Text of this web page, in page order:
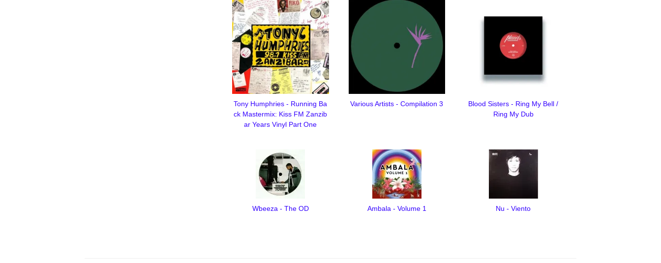
Tony Humphries - Running Ba
ck Mastermix: Kiss FM Zanzib
ar Years Vinyl Part One
Various Artists - Compilation 3
Blood Sisters - Ring My Bell /
Ring My Dub
Wbeeza - The OD Ambala - Volume 1 Nu - Viento